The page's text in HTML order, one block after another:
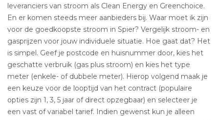
leveranciers van stroom als Clean Energy en Greenchoice.
En er komen steeds meer aanbieders bij. Waar moet ik zijn
voor de goedkoopste stroom in Spier? Vergelijk stroom- en
gasprijzen voor jouw individuele situatie. Hoe gaat dat? Het
is simpel. Geef je postcode en huisnummer door, kies het
geschatte verbruik (gas plus stroom) en kies het type
meter (enkele- of dubbele meter). Hierop volgend maak je
een keuze voor de looptijd van het contract (populaire
opties zijn 1, 3, 5 jaar of direct opzegbaar) en selecteer je
een vast of variabel tarief. Indien gewenst kun je alleen